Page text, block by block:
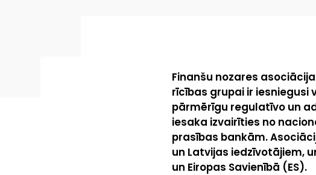
Finanšu nozares
rīcības grupai ir
pārmērīgu regulatīvo un
iesaka izvairīties no
prasības bankām.
un Latvijas iedzīvotājiem,
un Eiropas Savienībā (ES).